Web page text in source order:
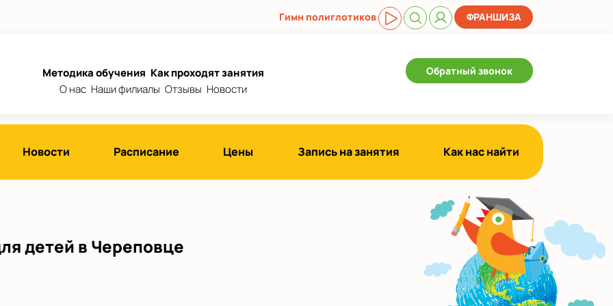
Гимн полиглотиков ФРАНШИЗА
Методика обучения Как проходят занятия
О нас Наши филиалы Отзывы Новости
Обратный звонок
Новости Расписание Цены Запись на занятия Как нас найти
детей в Череповце